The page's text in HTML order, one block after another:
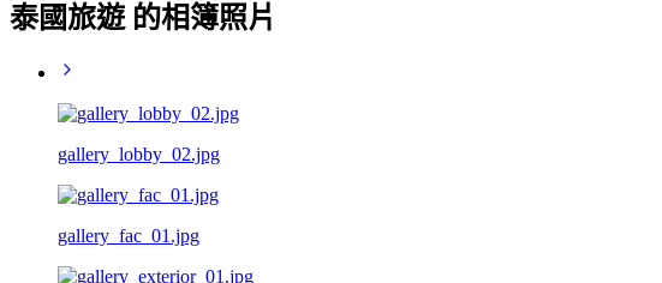
泰國旅遊 的相簿照片
gallery_lobby_02.jpg
gallery_fac_01.jpg